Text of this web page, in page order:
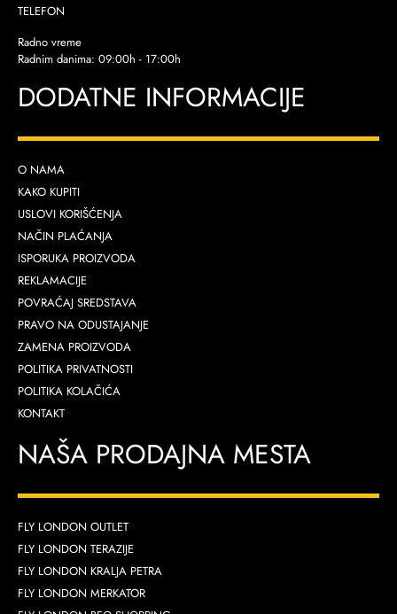
TELEFON
Radno vreme
Radnim danima: 09:00h - 17:00h
DODATNE INFORMACIJE
O NAMA
KAKO KUPITI
USLOVI KORIŠĆENJA
NAČIN PLAĆANJA
ISPORUKA PROIZVODA
REKLAMACIJE
POVRAĆAJ SREDSTAVA
PRAVO NA ODUSTAJANJE
ZAMENA PROIZVODA
POLITIKA PRIVATNOSTI
POLITIKA KOLAČIĆA
KONTAKT
NAŠA PRODAJNA MESTA
FLY LONDON OUTLET
FLY LONDON TERAZIJE
FLY LONDON KRALJA PETRA
FLY LONDON MERKATOR